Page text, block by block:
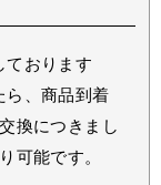
ております
ら、商品到着
換につきまし
可能です。